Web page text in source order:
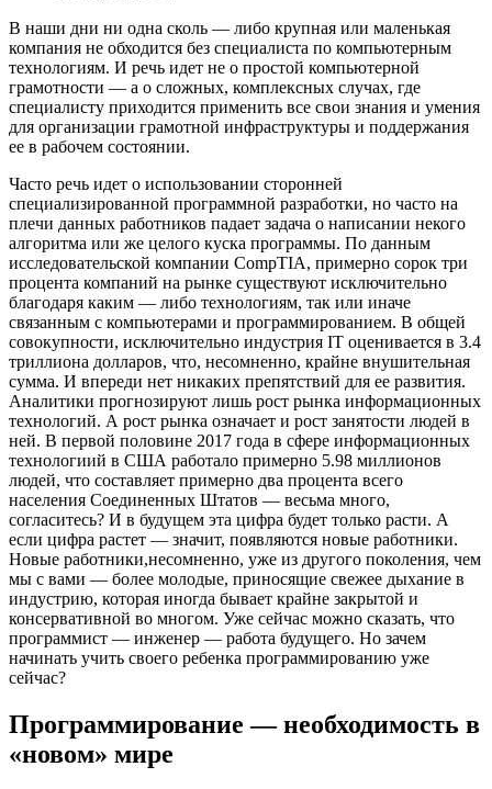
В наши дни ни одна сколь — либо крупная или маленькая
компания не обходится без специалиста по компьютерным
технологиям. И речь идет не о простой компьютерной
грамотности — а о сложных, комплексных случах, где
специалисту приходится применить все свои знания и умения
для организации грамотной инфраструктуры и поддержания
ее в рабочем состоянии.
Часто речь идет о использовании сторонней
специализированной программной разработки, но часто на
плечи данных работников падает задача о написании некого
алгоритма или же целого куска программы. По данным
исследовательской компании CompTIA, примерно сорок три
процента компаний на рынке существуют исключительно
благодаря каким — либо технологиям, так или иначе
связанным с компьютерами и программированием. В общей
совокупности, исключительно индустрия IT оценивается в 3.4
триллиона долларов, что, несомненно, крайне внушительная
сумма. И впереди нет никаких препятствий для ее развития.
Аналитики прогнозируют лишь рост рынка информационных
технологий. А рост рынка означает и рост занятости людей в
ней. В первой половине 2017 года в сфере информационных
технологиий в США работало примерно 5.98 миллионов
людей, что составляет примерно два процента всего
населения Соединенных Штатов — весьма много,
согласитесь? И в будущем эта цифра будет только расти. А
если цифра растет — значит, появляются новые работники.
Новые работники,несомненно, уже из другого поколения, чем
мы с вами — более молодые, приносящие свежее дыхание в
индустрию, которая иногда бывает крайне закрытой и
консервативной во многом. Уже сейчас можно сказать, что
программист — инженер — работа будущего. Но зачем
начинать учить своего ребенка программированию уже
сейчас?
Программирование — необходимость в
«новом» мире